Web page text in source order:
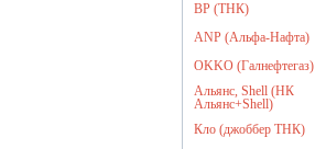
BP (ТНК)
ANP (Альфа-Нафта)
OKKO (Галнефтегаз)
Альянс, Shell (НК
Альянс+Shell)
Кло (джоббер ТНК)